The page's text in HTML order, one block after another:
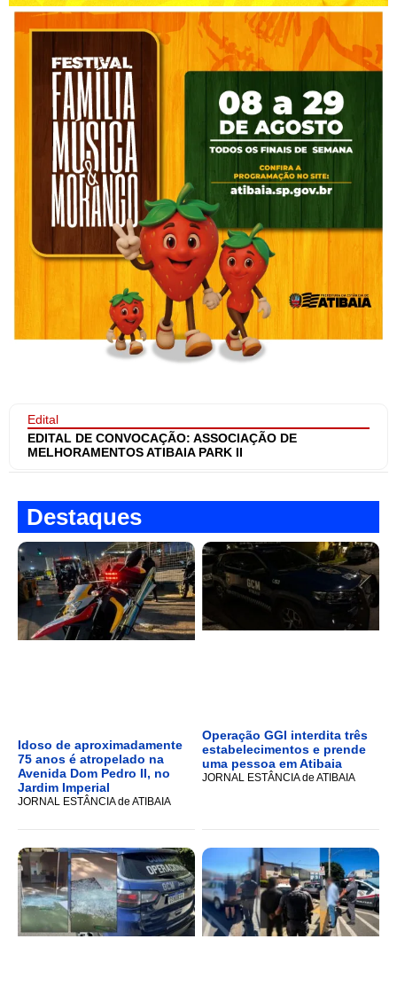
Edital
EDITAL DE CONVOCAÇÃO: ASSOCIAÇÃO DE
MELHORAMENTOS ATIBAIA PARK II
Destaques
Idoso de aproximadamente
75 anos é atropelado na
Avenida Dom Pedro II, no
Jardim Imperial
JORNAL ESTÂNCIA de ATIBAIA
Operação GGI interdita três
estabelecimentos e prende
uma pessoa em Atibaia
JORNAL ESTÂNCIA de ATIBAIA